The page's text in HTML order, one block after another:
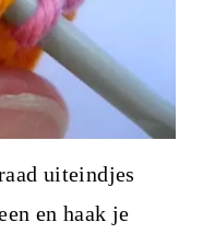
uiteindjes
en haak je